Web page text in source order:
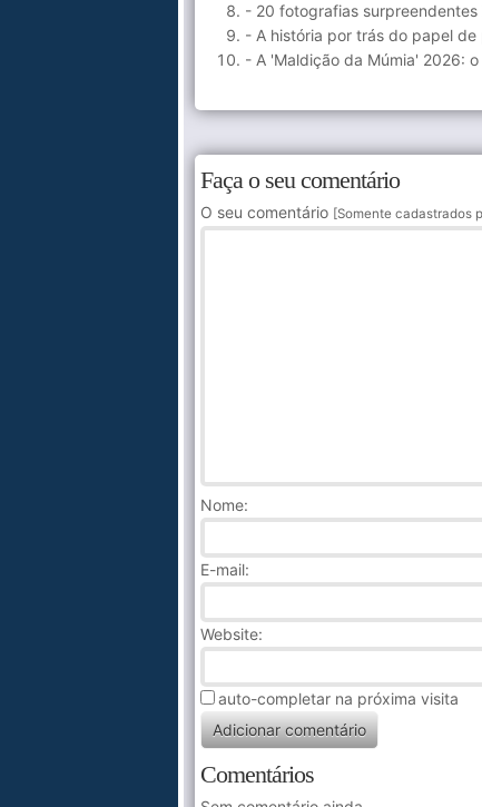
- 20 fotografias
- A história por trás do papel
- A 'Maldição da Múmia' 2026:
Faça o seu comentário
O seu comentário [Somente cadastrados
Nome:
E-mail:
Website:
auto-completar na próxima visita
Comentários